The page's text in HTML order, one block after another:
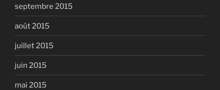
septembre 2015
août 2015
juillet 2015
juin 2015
mai 2015